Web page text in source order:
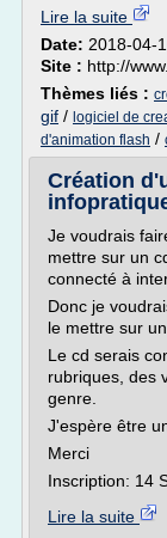
Lire la suite
Date: 2018-04-
Site : http://
Thèmes liés :
gif / logiciel de
d'animation flash /
Création
Je voudrais
mettre sur un
connecté à
Donc je
le mettre sur un
Le cd serais
rubriques, des
genre.
J'espère être
Merci
Inscription: 14
Lire la suite